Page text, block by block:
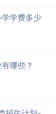
学费多少
哪些？